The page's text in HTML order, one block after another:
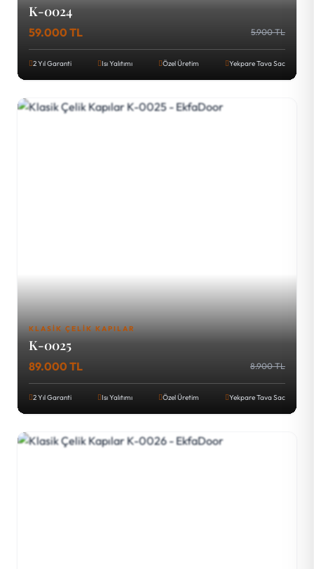
K-0024
59.000 TL 5.900 TL
2 Yıl Garanti Isı Yalıtımı Özel Üretim Yekpare Tava Sac
KLASIK ÇELIK KAPILAR
K-0025
89.000 TL 8.900 TL
2 Yıl Garanti Isı Yalıtımı Özel Üretim Yekpare Tava Sac